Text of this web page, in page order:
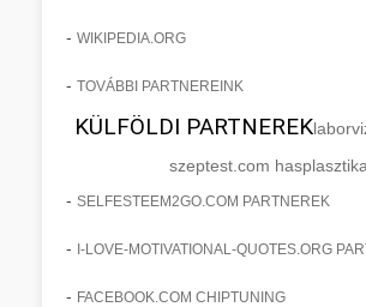
- WIKIPEDIA.ORG
- TOVÁBBI PARTNEREINK
KÜLFÖLDI PARTNEREK
szeptest.com hasplasztika
- SELFESTEEM2GO.COM PARTNEREK
- I-LOVE-MOTIVATIONAL-QUOTES.ORG
- FACEBOOK.COM CHIPTUNING